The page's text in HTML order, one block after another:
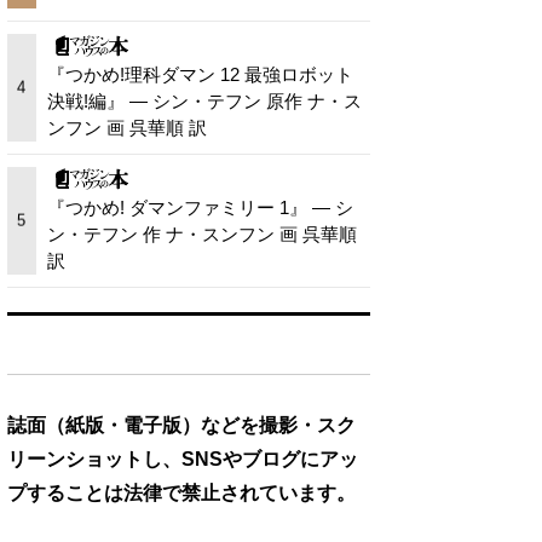
4
『つかめ!理科ダマン 12 最強ロボット
決戦!編』 — シン・テフン 原作 ナ・ス
ンフン 画 呉華順 訳
5
『つかめ! ダマンファミリー 1』 — シ
ン・テフン 作 ナ・スンフン 画 呉華順
訳
誌面（紙版・電子版）などを撮影・スク
リーンショットし、SNSやブログにアッ
プすることは法律で禁止されています。